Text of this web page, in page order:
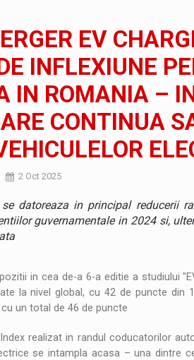
5 SHS-H a ajuns in Romania
and the Future of Protein
EV
INFLEXIUNE
IN ROMANIA –
CONTINUA
2 Oct 2025
datoreaza in principal reducerii
guvernamentale in 2024 si,
in cea de-a 6-a editie a studiului
la nivel global, cu 42 de puncte din
un total de 46 de puncte
Index realizat in randul coducatorilor
se intampla acasa – una dintre